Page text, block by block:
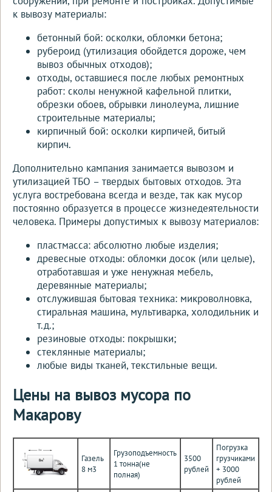
к вывозу материалы:
бетонный бой: осколки, обломки бетона;
рубероид (утилизация обойдется дороже, чем
вывоз обычных отходов);
отходы, оставшиеся после любых ремонтных
работ: сколы ненужной кафельной плитки,
обрезки обоев, обрывки линолеума, лишние
строительные материалы;
кирпичный бой: осколки кирпичей, битый
кирпич.
Дополнительно кампания занимается вывозом и
утилизацией ТБО – твердых бытовых отходов. Эта
услуга востребована всегда и везде, так как мусор
постоянно образуется в процессе жизнедеятельности
человека. Примеры допустимых к вывозу материалов:
пластмасса: абсолютно любые изделия;
древесные отходы: обломки досок (или целые),
отработавшая и уже ненужная мебель,
деревянные материалы;
отслужившая бытовая техника: микроволновка,
стиральная машина, мультиварка, холодильник и
т.д.;
резиновые отходы: покрышки;
стеклянные материалы;
любые виды тканей, текстильные вещи.
Цены на вывоз мусора по
Макарову
Газель
8 м3
Грузоподъемность
1 тонна(не
полная)
3500
рублей
Погрузка
грузчиками
+ 3000
рублей